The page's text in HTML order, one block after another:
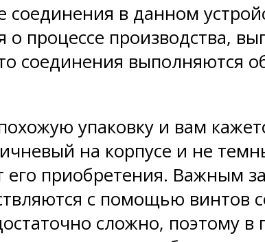
соединения в данном
процессе производства,
соединения выполняются
упаковку и вам
на корпусе и не
приобретения. Важным
с помощью винтов
сложно, поэтому